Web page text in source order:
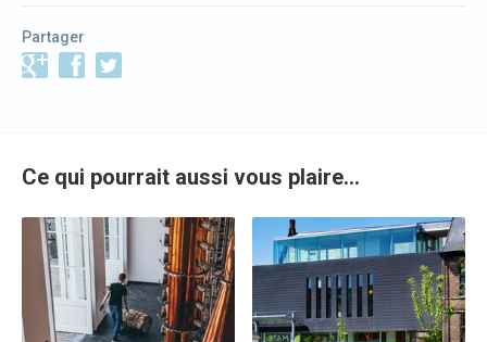
Partager
Ce qui pourrait aussi vous plaire…